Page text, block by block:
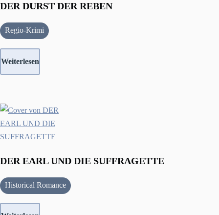
DER DURST DER REBEN
Regio-Krimi
Weiterlesen
DER EARL UND DIE SUFFRAGETTE
Historical Romance